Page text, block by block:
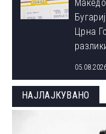
Црна
НАЈЛАЈКУВАНО